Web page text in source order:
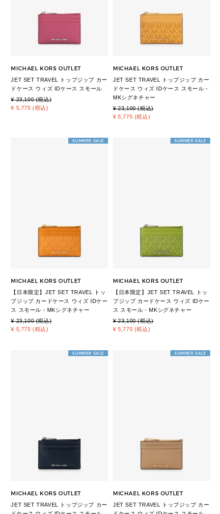
MICHAEL KORS OUTLET
JET SET TRAVEL トップジップ カー
ドケース ウィズ IDケース スモール
¥ 23,100 (税込)
¥ 5,775 (税込)
MICHAEL KORS OUTLET
JET SET TRAVEL トップジップ カー
ドケース ウィズ IDケース スモール -
MKシグネチャー
¥ 23,100 (税込)
¥ 5,775 (税込)
SUMMER SALE
MICHAEL KORS OUTLET
【日本限定】JET SET TRAVEL トッ
プジップ カードケース ウィズ IDケー
ス スモール - MKシグネチャー
¥ 23,100 (税込)
¥ 5,775 (税込)
SUMMER SALE
MICHAEL KORS OUTLET
【日本限定】JET SET TRAVEL トッ
プジップ カードケース ウィズ IDケー
ス スモール - MKシグネチャー
¥ 23,100 (税込)
¥ 5,775 (税込)
SUMMER SALE
MICHAEL KORS OUTLET
JET SET TRAVEL トップジップ カー
SUMMER SALE
MICHAEL KORS OUTLET
JET SET TRAVEL トップジップ カー